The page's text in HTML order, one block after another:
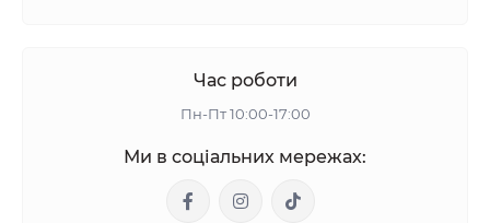
Час роботи
Пн-Пт 10:00-17:00
Ми в соціальних мережах: